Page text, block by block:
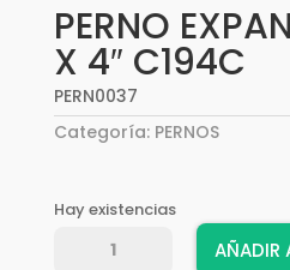
PERNO
X 4″ C194C
PERN0037
Categoría: PERNOS
Hay existencias
PERNO
AÑADIR